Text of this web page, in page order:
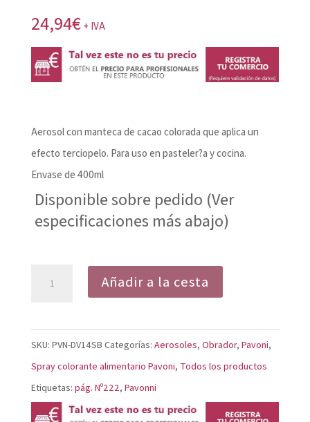
24,94€ + IVA
Aerosol con manteca de cacao colorada que aplica un
efecto terciopelo. Para uso en pasteler?a y cocina.
Envase de 400ml
Disponible sobre pedido (Ver
especificaciones más abajo)
cantidad
Añadir a la cesta
SKU: PVN-DV14SB Categorías: Aerosoles, Obrador, Pavoni,
Spray colorante alimentario Pavoni, Todos los productos
Etiquetas: pág. Nº222, Pavonni